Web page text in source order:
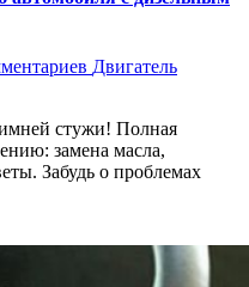
Двигатель
стужи! Полная
замена масла,
Забудь о проблемах